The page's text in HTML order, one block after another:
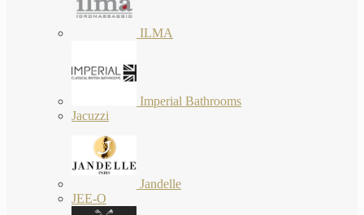
ILMA
Imperial Bathrooms
Jacuzzi
Jandelle
JEE-O